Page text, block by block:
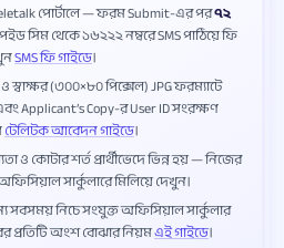
পোর্টালে — ফরম Submit-এর পর৭২
সিম থেকে ১৬২২২ নম্বরে SMS পাঠিয়ে ফি
SMS ফি গাইডে।
(৩০০×৮০ পিক্সেল) JPG ফরম্যাটে
Applicant’s Copy-র User ID সংরক্ষণ
টেলিটক আবেদন গাইডে।
ও কোটার শর্ত প্রার্থীভেদে ভিন্ন হয় — নিজের
সার্কুলারে মিলিয়ে দেখুন।
সবসময় নিচে সংযুক্ত অফিসিয়াল সার্কুলার
প্রতিটি অংশ বোঝার নিয়মএই গাইডে।